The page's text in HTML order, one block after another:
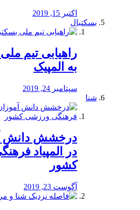
اکتبر 15, 2019
بسکتبال
راهیابی تیم
به المپیک
سپتامبر 24, 2019
شنا
درخشش دانش
در المپیاد
کشور
آگوست 23, 2019